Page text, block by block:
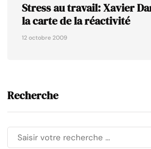
Stress au travail: Xavier
la carte de la réactivité
12 octobre 2009
Recherche